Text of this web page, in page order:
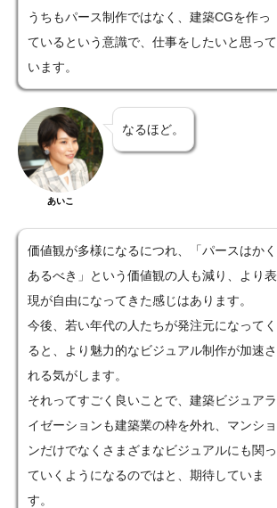
うちもパース制作ではなく、建築CGを作っ
ているという意識で、仕事をしたいと思って
います。
あいこ
なるほど。
価値観が多様になるにつれ、「パースはかく
あるべき」という価値観の人も減り、より表
現が自由になってきた感じはあります。
今後、若い年代の人たちが発注元になってく
ると、より魅力的なビジュアル制作が加速さ
れる気がします。
それってすごく良いことで、建築ビジュアラ
イゼーションも建築業の枠を外れ、マンショ
ンだけでなくさまざまなビジュアルにも関っ
ていくようになるのではと、期待していま
す。